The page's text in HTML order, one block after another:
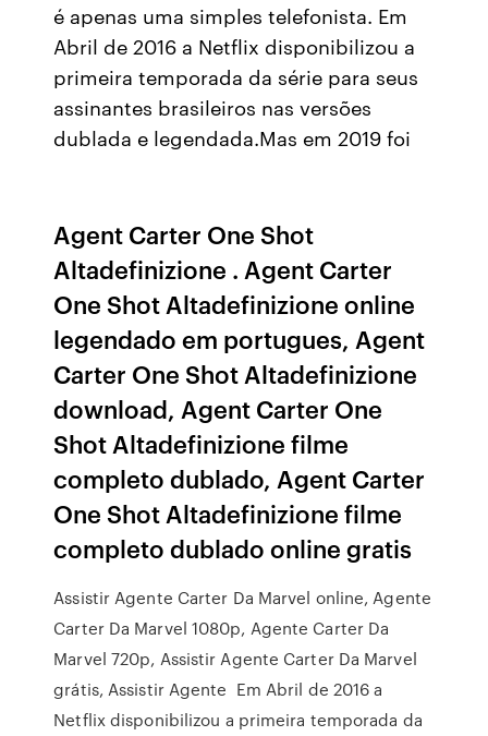
é apenas uma simples telefonista. Em
Abril de 2016 a Netflix disponibilizou a
primeira temporada da série para seus
assinantes brasileiros nas versões
dublada e legendada.Mas em 2019 foi
Agent Carter One Shot
Altadefinizione . Agent Carter
One Shot Altadefinizione online
legendado em portugues, Agent
Carter One Shot Altadefinizione
download, Agent Carter One
Shot Altadefinizione filme
completo dublado, Agent Carter
One Shot Altadefinizione filme
completo dublado online gratis
Assistir Agente Carter Da Marvel online, Agente
Carter Da Marvel 1080p, Agente Carter Da
Marvel 720p, Assistir Agente Carter Da Marvel
grátis, Assistir Agente Em Abril de 2016 a
Netflix disponibilizou a primeira temporada da